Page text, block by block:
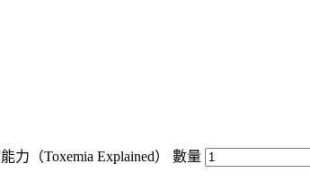
（Toxemia Explained） 數量